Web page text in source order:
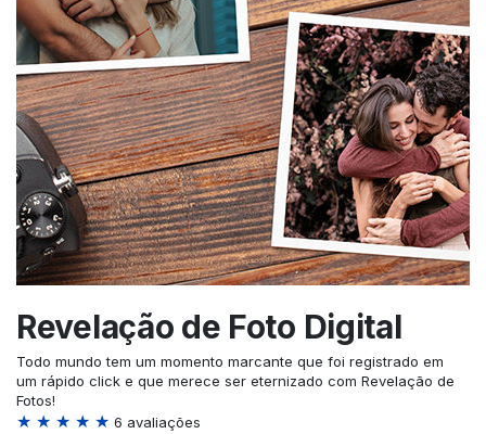
Revelação de Foto Digital
Todo mundo tem um momento marcante que foi registrado em
um rápido click e que merece ser eternizado com Revelação de
Fotos!
★ ★ ★ ★ ★ 6 avaliações